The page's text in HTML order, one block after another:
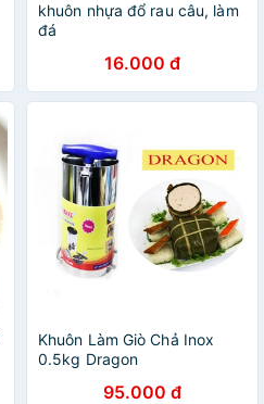
khuôn nhựa đổ rau câu, làm
đá
16.000 đ
Khuôn Làm Giò Chả Inox
0.5kg Dragon
95.000 đ